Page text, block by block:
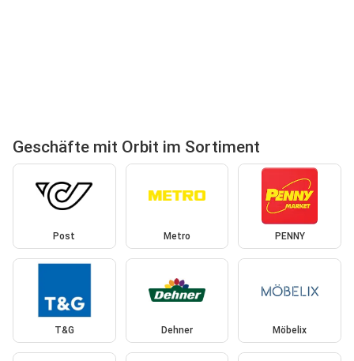
Geschäfte mit Orbit im Sortiment
Post Metro PENNY
T&G Dehner Möbelix